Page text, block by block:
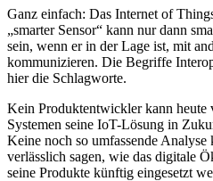
Ganz einfach: Das Internet of
„smarter Sensor“ kann nur dann
sein, wenn er in der Lage ist, mit
kommunizieren. Die Begriffe
hier die Schlagworte.
Kein Produktentwickler kann heute
Systemen seine IoT-Lösung in
Keine noch so umfassende
verlässlich sagen, wie das digitale
seine Produkte künftig eingesetzt